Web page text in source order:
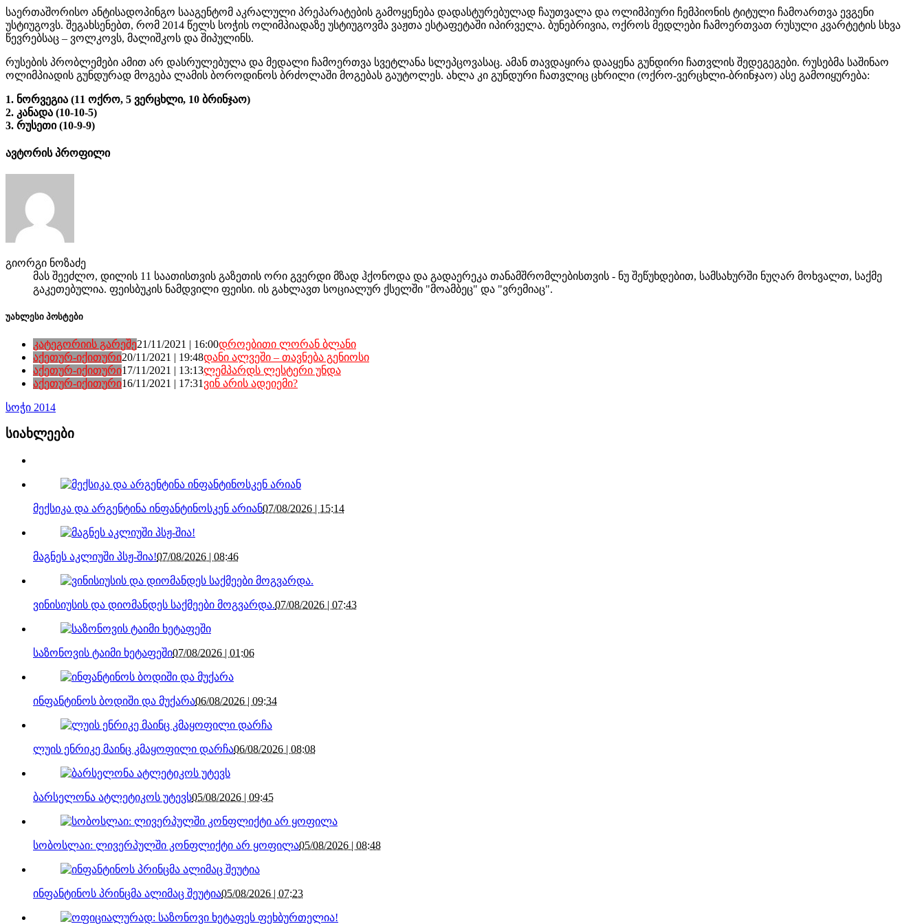
საერთაშორისო ანტისადოპინგო სააგენტომ აკრალული პრეპარატების გამოყენება დადასტურებულად ჩაუთვალა და ოლიმპიური ჩემპიონის ტიტული ჩამოართვა ევგენი
უსტიუგოვს. შეგახსენებთ, რომ 2014 წელს სოჭის ოლიმპიადაზე უსტიუგოვმა ვაჟთა ესტაფეტაში იპირველა. ბუნებრივია, ოქროს მედლები ჩამოერთვათ რუსული კვარტეტის სხვა
წევრებსაც – ვოლკოვს, მალიშკოს და შიპულინს.
რუსების პრობლემები ამით არ დასრულებულა და მედალი ჩამოერთვა სვეტლანა სლეპცოვასაც. ამან თავდაყირა დააყენა გუნდირი ჩათვლის შედეგეგები. რუსებმა საშინაო
ოლიმპიადის გუნდურად მოგება ლამის ბოროდინოს ბრძოლაში მოგებას გაუტოლეს. ახლა კი გუნდური ჩათვლიც ცხრილი (ოქრო-ვერცხლი-ბრინჯაო) ასე გამოიყურება:
1. ნორვეგია (11 ოქრო, 5 ვერცხლი, 10 ბრინჯაო)
2. კანადა (10-10-5)
3. რუსეთი (10-9-9)
ავტორის პროფილი
გიორგი ნოზაძე
მას შეეძლო, დილის 11 საათისთვის გაზეთის ორი გვერდი მზად ჰქონოდა და გადაერეკა თანამშრომლებისთვის - ნუ შეწუხდებით, სამსახურში ნუღარ მოხვალთ, საქმე
გაკეთებულია. ფეისბუკის ნამდვილი ფეისი. ის გახლავთ სოციალურ ქსელში "მოამბეც" და "ვრემიაც".
უახლესი პოსტები
კატეგორიის გარეშე21/11/2021 | 16:00დროებითი ლორან ბლანი
აქეთურ-იქითური20/11/2021 | 19:48დანი ალვეში – თავნება გენიოსი
აქეთურ-იქითური17/11/2021 | 13:13ლემპარდს ლესტერი უნდა
აქეთურ-იქითური16/11/2021 | 17:31 ვინ არის ადეიემი?
სოჭი 2014
სიახლეები
მექსიკა და არგენტინა ინფანტინოსკენ არიან07/08/2026 | 15:14
მაგნეს აკლიუში პსჟ-შია!07/08/2026 | 08:46
ვინისიუსის და დიომანდეს საქმეები მოგვარდა.07/08/2026 | 07:43
საზონოვის ტაიმი ხეტაფეში07/08/2026 | 01:06
ინფანტინოს ბოდიში და მუქარა06/08/2026 | 09:34
ლუის ენრიკე მაინც კმაყოფილი დარჩა06/08/2026 | 08:08
ბარსელონა ატლეტიკოს უტევს05/08/2026 | 09:45
სობოსლაი: ლივერპულში კონფლიქტი არ ყოფილა05/08/2026 | 08:48
ინფანტინოს პრინცმა ალიმაც შეუტია05/08/2026 | 07:23